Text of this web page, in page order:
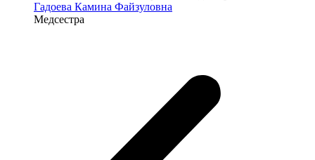
Гадоева Камина Файзуловна
Медсестра